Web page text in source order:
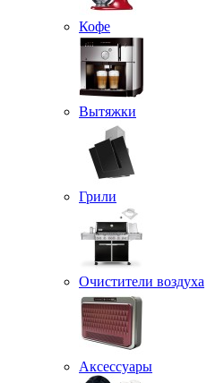
Кофе
Вытяжки
Грили
Очистители воздуха
Аксессуары